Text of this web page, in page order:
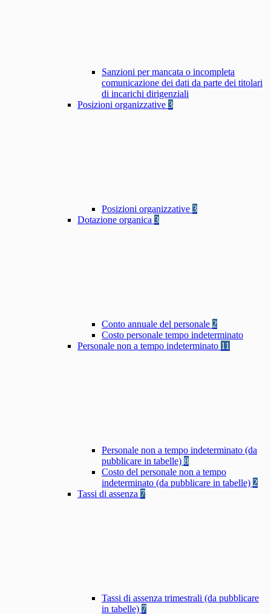
Sanzioni per mancata o incompleta
comunicazione dei dati da parte dei titolari
di incarichi dirigenziali
Posizioni organizzative 3
Posizioni organizzative 3
Dotazione organica 3
Conto annuale del personale 2
Costo personale tempo indeterminato
Personale non a tempo indeterminato 11
Personale non a tempo indeterminato (da
pubblicare in tabelle) 8
Costo del personale non a tempo
indeterminato (da pubblicare in tabelle) 2
Tassi di assenza 7
Tassi di assenza trimestrali (da pubblicare
in tabelle) 7